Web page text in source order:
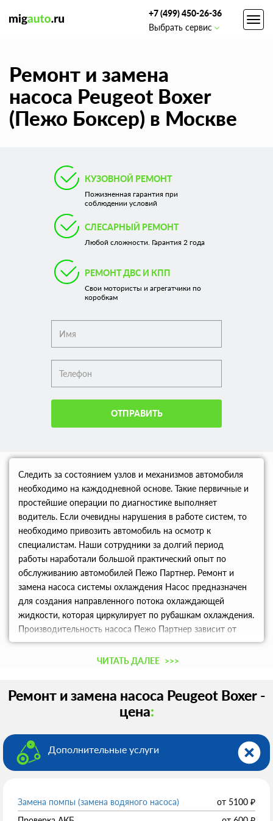
+7 (499) 450-26-36
Выбрать сервис
Ремонт и замена
насоса Peugeot Boxer
(Пежо Боксер) в Москве
КУЗОВНОЙ РЕМОНТ
Пожизненная гарантия при
соблюдении условий
СЛЕСАРНЫЙ РЕМОНТ
Любой сложности. Гарантия 2 года
РЕМОНТ ДВС И КПП
Свои мотористы и агрегатчики по
коробкам
ОТПРАВИТЬ
Следить за состоянием узлов и механизмов автомобиля
необходимо на каждодневной основе. Такие первичные и
простейшие операции по диагностике выполняет
водитель. Если очевидны нарушения в работе систем, то
необходимо привозить автомобиль на осмотр к
специалистам. Наши сотрудники за долгий период
работы наработали большой практический опыт по
обслуживанию автомобилей Пежо Партнер. Ремонт и
замена насоса системы охлаждения Насос предназначен
для создания направленного потока охлаждающей
жидкости, которая циркулирует по рубашкам охлаждения.
Производительность насоса Пежо Партнер зависит от
оборотов двигателя. Он приводится в действие через
ременную передачу от коленчатого вала. Насос очень
зависит эксплуатация всего автомобиля. При
возникновении неисправностей с насосом его меняют
его ремонтировать. Насос диагностируется при замене
комплекта грм и когда меняется и приводной ремень.
Неисправности водяного насоса и последствия для
повреждения корпуса; отсутствует герметичность в стыке
корпус насоса/блок цилиндров; попадание воздуха в
ЧИТАТЬ ДАЛЕЕ >>>
Ремонт и замена насоса Peugeot Boxer -
цена:
Дополнительные услуги
Замена помпы (замена водяного насоса) от 5100 ₽